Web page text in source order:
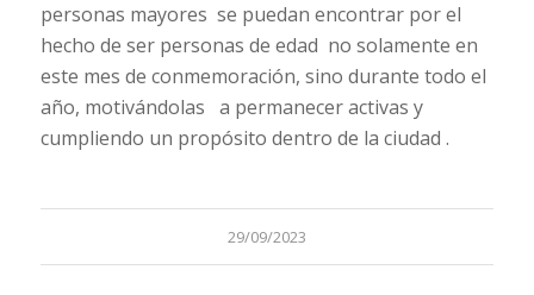
personas mayores se puedan encontrar por el
hecho de ser personas de edad no solamente en
este mes de conmemoración, sino durante todo el
año, motivándolas a permanecer activas y
cumpliendo un propósito dentro de la ciudad .
29/09/2023